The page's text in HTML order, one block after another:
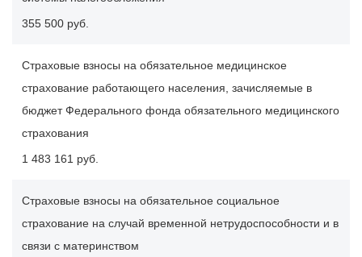
355 500 руб.
Страховые взносы на обязательное медицинское
страхование работающего населения, зачисляемые в
бюджет Федерального фонда обязательного медицинского
страхования
1 483 161 руб.
Страховые взносы на обязательное социальное
страхование на случай временной нетрудоспособности и в
связи с материнством